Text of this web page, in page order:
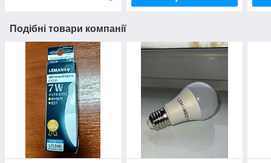
Подібні товари компанії